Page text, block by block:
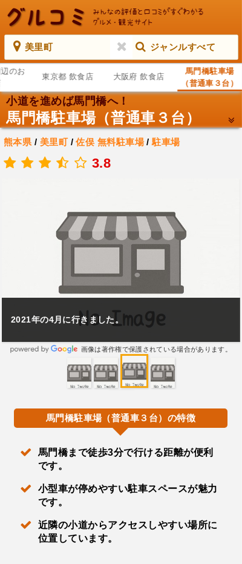
美里町 ジャンルすべて
のお
東京都 飲食店 大阪府 飲食店
馬門橋駐車場
（普通車３台）
小道を進めば馬門橋へ！
馬門橋駐車場（普通車３台）
熊本県 / 美里町/佐俣 無料駐車場/駐車場
3.8
ここから小道をちょっと進むと馬門橋があります。
画像は著作権で保護されている場合があります。
馬門橋駐車場（普通車３台）の特徴
馬門橋まで徒歩3分で行ける距離が便利
です。
小型車が停めやすい駐車スペースが魅力
です。
近隣の小道からアクセスしやすい場所に
位置しています。